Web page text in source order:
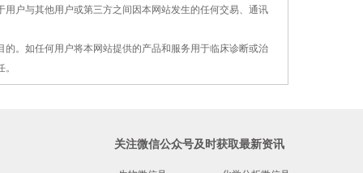
户与其他用户或第三方之间因本网站发生的任何交易、通讯
。如任何用户将本网站提供的产品和服务用于临床诊断或治
关注微信公众号及时获取最新资讯